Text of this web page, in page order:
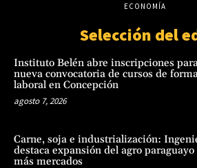
ECONOMÍA
Selección del
Instituto Belén abre inscripciones
nueva convocatoria de cursos de
laboral en Concepción
agosto 7, 2026
Carne, soja e industrialización:
destaca expansión del agro
más mercados